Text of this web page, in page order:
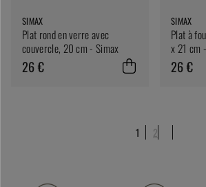
SIMAX
Plat rond en verre avec
couvercle, 20 cm - Simax
26 €
SIMAX
Plat à
x 21 cm
26 €
1 2